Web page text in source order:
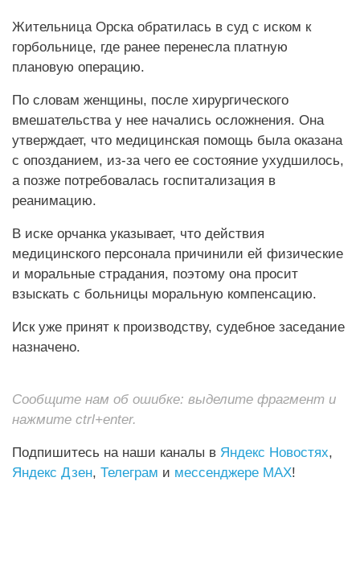
Жительница Орска обратилась в суд с иском к
горбольнице, где ранее перенесла платную
плановую операцию.
По словам женщины, после хирургического
вмешательства у нее начались осложнения. Она
утверждает, что медицинская помощь была оказана
с опозданием, из-за чего ее состояние ухудшилось,
а позже потребовалась госпитализация в
реанимацию.
В иске орчанка указывает, что действия
медицинского персонала причинили ей физические
и моральные страдания, поэтому она просит
взыскать с больницы моральную компенсацию.
Иск уже принят к производству, судебное заседание
назначено.
Сообщите нам об ошибке: выделите фрагмент и
нажмите ctrl+enter.
Подпишитесь на наши каналы в Яндекс Новостях,
Яндекс Дзен, Телеграм и мессенджере MAX!